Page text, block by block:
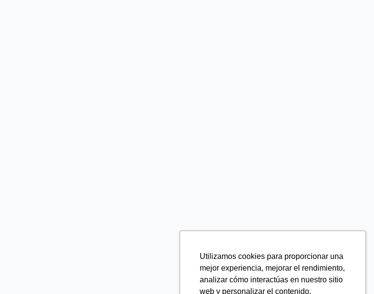
Utilizamos cookies para proporcionar una
mejor experiencia, mejorar el rendimiento,
analizar cómo interactúas en nuestro sitio
web y personalizar el contenido.